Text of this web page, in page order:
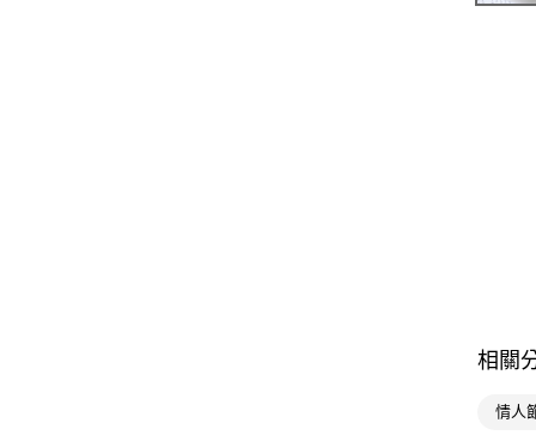
相關
情人